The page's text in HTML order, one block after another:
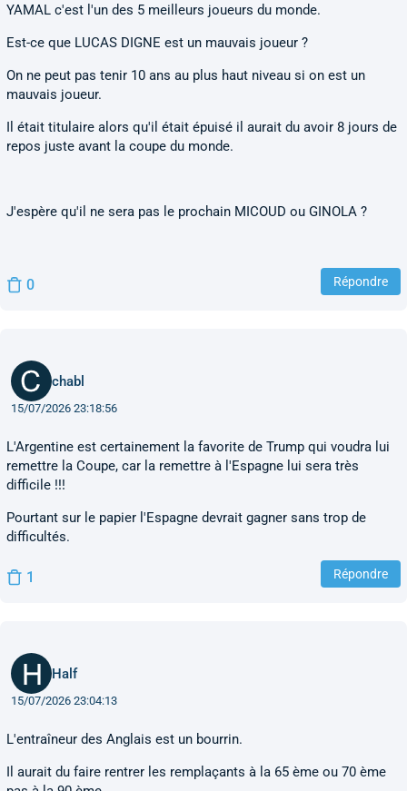
YAMAL c'est l'un des 5 meilleurs joueurs du monde.
Est-ce que LUCAS DIGNE est un mauvais joueur ?
On ne peut pas tenir 10 ans au plus haut niveau si on est un
mauvais joueur.
Il était titulaire alors qu'il était épuisé il aurait du avoir 8 jours de
repos juste avant la coupe du monde.
J'espère qu'il ne sera pas le prochain MICOUD ou GINOLA ?
0 Répondre
chabl
15/07/2026 23:18:56
L'Argentine est certainement la favorite de Trump qui voudra lui
remettre la Coupe, car la remettre à l'Espagne lui sera très
difficile !!!
Pourtant sur le papier l'Espagne devrait gagner sans trop de
difficultés.
1 Répondre
Half
15/07/2026 23:04:13
L'entraîneur des Anglais est un bourrin.
Il aurait du faire rentrer les remplaçants à la 65 ème ou 70 ème